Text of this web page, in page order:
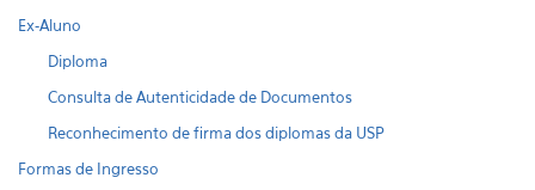
Ex-Aluno
Diploma
Consulta de Autenticidade de Documentos
Reconhecimento de firma dos diplomas da USP
Formas de Ingresso